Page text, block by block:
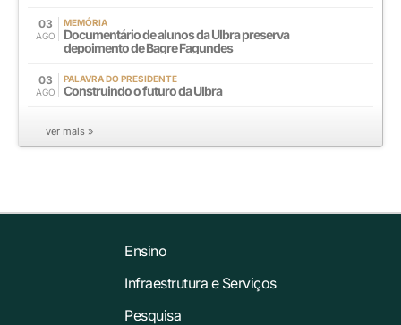
03
AGO
MEMÓRIA
Documentário de alunos da Ulbra preserva
depoimento de Bagre Fagundes
03
AGO
PALAVRA DO PRESIDENTE
Construindo o futuro da Ulbra
ver mais »
Ensino
Infraestrutura e Serviços
Pesquisa